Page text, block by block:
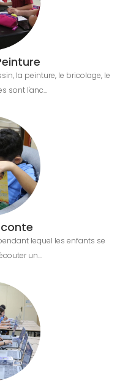
la peinture, le bricolage, le
sont l'anc...
lequel les enfants se
un...